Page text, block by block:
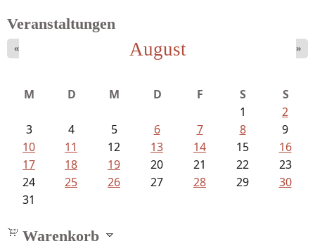
Schnabel, Sigune und Philipp L´...
Veranstaltungen
August
« »
M D M D F S
S
1
2
3
4 5 6 7 8
9
10
11 12 13 14 15
16
17
18 19 20 21 22
23
24
25 26 27 28 29
30
31
Warenkorb